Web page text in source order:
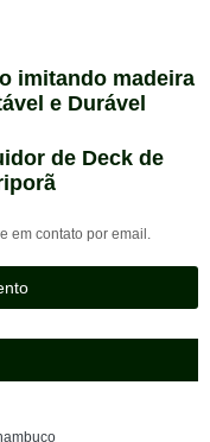
imitando madeira
e Durável
de Deck de
em contato por email.